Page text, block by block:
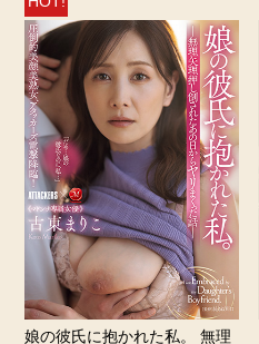
娘の彼氏に抱かれた私。 無理